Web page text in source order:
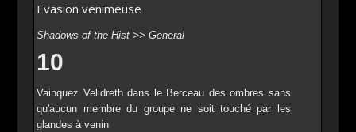
Evasion venimeuse
Shadows of the Hist >> General
10
Vainquez Velidreth dans le Berceau des ombres sans
qu'aucun membre du groupe ne soit touché par les
glandes à venin